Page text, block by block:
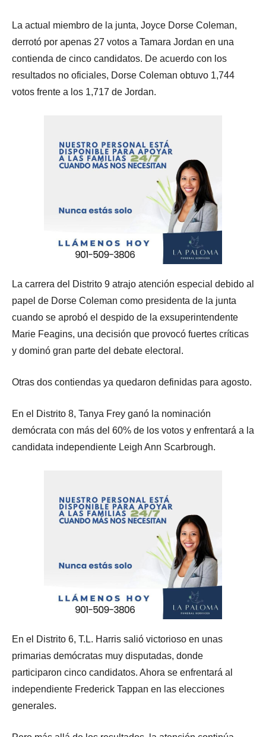
La actual miembro de la junta, Joyce Dorse Coleman,
derrotó por apenas 27 votos a Tamara Jordan en una
contienda de cinco candidatos. De acuerdo con los
resultados no oficiales, Dorse Coleman obtuvo 1,744
votos frente a los 1,717 de Jordan.
La carrera del Distrito 9 atrajo atención especial debido al
papel de Dorse Coleman como presidenta de la junta
cuando se aprobó el despido de la exsuperintendente
Marie Feagins, una decisión que provocó fuertes críticas
y dominó gran parte del debate electoral.
Otras dos contiendas ya quedaron definidas para agosto.
En el Distrito 8, Tanya Frey ganó la nominación
demócrata con más del 60% de los votos y enfrentará a la
candidata independiente Leigh Ann Scarbrough.
En el Distrito 6, T.L. Harris salió victorioso en unas
primarias demócratas muy disputadas, donde
participaron cinco candidatos. Ahora se enfrentará al
independiente Frederick Tappan en las elecciones
generales.